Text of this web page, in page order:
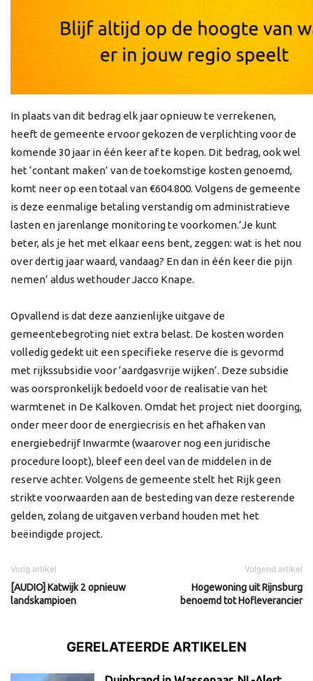
In plaats van dit bedrag elk jaar opnieuw te verrekenen,
heeft de gemeente ervoor gekozen de verplichting voor de
komende 30 jaar in één keer af te kopen. Dit bedrag, ook wel
het ‘contant maken’ van de toekomstige kosten genoemd,
komt neer op een totaal van €604.800. Volgens de gemeente
is deze eenmalige betaling verstandig om administratieve
lasten en jarenlange monitoring te voorkomen.’Je kunt
beter, als je het met elkaar eens bent, zeggen: wat is het nou
over dertig jaar waard, vandaag? En dan in één keer die pijn
nemen’ aldus wethouder Jacco Knape.
Opvallend is dat deze aanzienlijke uitgave de
gemeentebegroting niet extra belast. De kosten worden
volledig gedekt uit een specifieke reserve die is gevormd
met rijkssubsidie voor ‘aardgasvrije wijken’. Deze subsidie
was oorspronkelijk bedoeld voor de realisatie van het
warmtenet in De Kalkoven. Omdat het project niet doorging,
onder meer door de energiecrisis en het afhaken van
energiebedrijf Inwarmte (waarover nog een juridische
procedure loopt), bleef een deel van de middelen in de
reserve achter. Volgens de gemeente stelt het Rijk geen
strikte voorwaarden aan de besteding van deze resterende
gelden, zolang de uitgaven verband houden met het
beëindigde project.
Vorig artikel
[AUDIO] Katwijk 2 opnieuw
landskampioen
Volgend artikel
Hogewoning uit Rijnsburg
benoemd tot Hofleverancier
GERELATEERDE ARTIKELEN